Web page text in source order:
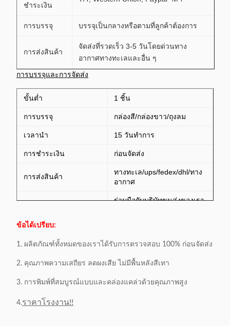
ชำระเงิน
การบรรจุ บรรจุเป็นกลางหรือตามที่ลูกค้าต้องการ
การส่งสินค้า
จัดส่งที่รวดเร็ว 3-5 วันโดยด่วนทาง
อากาศทางทะเลและอื่น ๆ
การบรรจุและการจัดส่ง
ขั้นต่ำ 1 ชิ้น
การบรรจุ กล่องสี/กล่องขาว/ถุงลม
เวลานำ 15 วันทำการ
การชำระเงิน ก่อนจัดส่ง
การส่งสินค้า
ทางทะเล/ups/fedex/dhl/ทาง
อากาศ
ร่วมมือกับบริษัทขนส่งของเรา
ข้อได้เปรียบ:
1. ผลิตภัณฑ์ทั้งหมดของเราได้รับการตรวจสอบ 100% ก่อนจัดส่ง
2. คุณภาพความเสถียร ลดผงเสีย ไม่มีพื้นหลังสีเทา
3. การพิมพ์ที่สมบูรณ์แบบและคล่องแคล่วด้วยคุณภาพสูง
4.ราคาโรงงาน!!